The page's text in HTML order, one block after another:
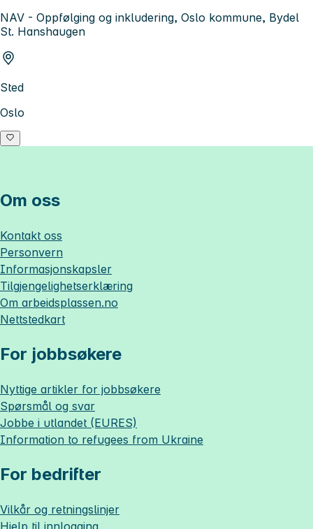
NAV - Oppfølging og inkludering, Oslo kommune, Bydel
St. Hanshaugen
Sted
Oslo
Om oss
Kontakt oss
Personvern
Informasjonskapsler
Tilgjengelighetserklæring
Om arbeidsplassen.no
Nettstedkart
For jobbsøkere
Nyttige artikler for jobbsøkere
Spørsmål og svar
Jobbe i utlandet (EURES)
Information to refugees from Ukraine
For bedrifter
Vilkår og retningslinjer
Hjelp til innlogging